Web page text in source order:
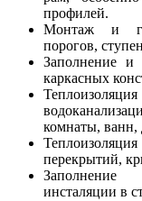
профилей.
Монтаж и
порогов,
Заполнение и
каркасных
комнаты, ванн,
перекрытий,
Заполнение
инсталяции в